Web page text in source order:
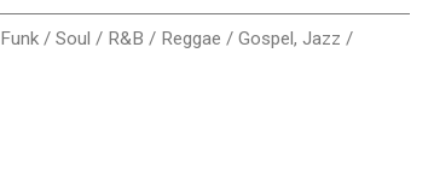
Funk / Soul / R&B / Reggae / Gospel,Jazz /